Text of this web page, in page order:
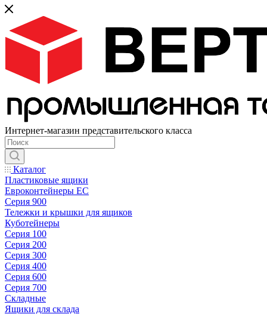
Интернет-магазин представительского класса
Каталог
Пластиковые ящики
Евроконтейнеры ЕС
Серия 900
Тележки и крышки для ящиков
Куботейнеры
Серия 100
Серия 200
Серия 300
Серия 400
Серия 600
Серия 700
Складные
Ящики для склада